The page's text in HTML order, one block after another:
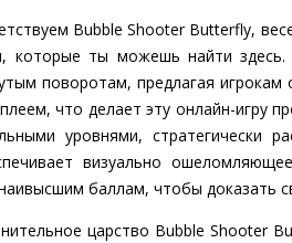
Bubble Shooter Butterfly,
которые ты можешь найти здесь.
поворотам, предлагая
что делает эту онлайн-игру
уровнями,
визуально
баллам, чтобы доказать
царство Bubble Shooter